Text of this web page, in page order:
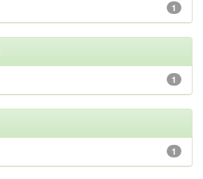
1
1
1